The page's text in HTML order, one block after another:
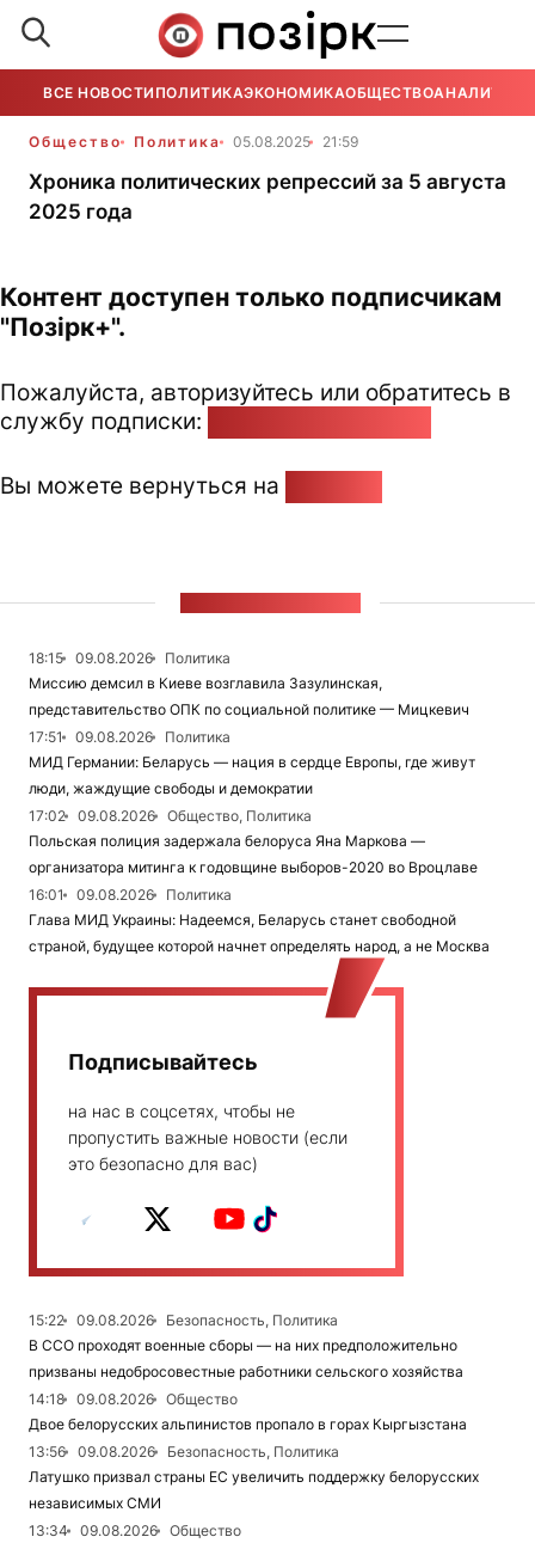
ВСЕ НОВОСТИ ПОЛИТИКАЭКОНОМИКАОБЩЕСТВОАНАЛИТИКА
Общество Политика 05.08.2025 21:59
Хроника политических репрессий за 5 августа
2025 года
Контент доступен только подписчикам
"Позірк+".
Пожалуйста, авторизуйтесь или обратитесь в
службу подписки:
Вы можете вернуться на
18:15 09.08.2026
Политика
Миссию демсил в Киеве возглавила Зазулинская,
представительство ОПК по социальной политике — Мицкевич
17:51
09.08.2026
Политика
МИД Германии: Беларусь — нация в сердце Европы, где живут
люди, жаждущие свободы и демократии
17:02
09.08.2026
Общество, Политика
Польская полиция задержала белоруса Яна Маркова —
организатора митинга к годовщине выборов-2020 во Вроцлаве
16:01
09.08.2026
Политика
Глава МИД Украины: Надеемся, Беларусь станет свободной
страной, будущее которой начнет определять народ, а не Москва
Подписывайтесь
на нас в соцсетях, чтобы не
пропустить важные новости (если
это безопасно для вас)
15:22 09.08.2026
Безопасность, Политика
В ССО проходят военные сборы — на них предположительно
призваны недобросовестные работники сельского хозяйства
14:18
09.08.2026
Общество
Двое белорусских альпинистов пропало в горах Кыргызстана
13:56
09.08.2026
Безопасность, Политика
Латушко призвал страны ЕС увеличить поддержку белорусских
независимых СМИ
13:34
09.08.2026
Общество